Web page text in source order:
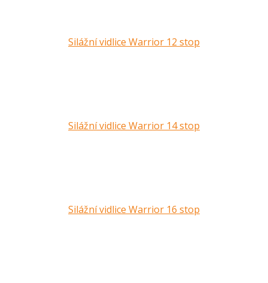
Silážní vidlice Warrior 12 stop
Silážní vidlice Warrior 14 stop
Silážní vidlice Warrior 16 stop